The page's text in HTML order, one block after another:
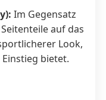
Im Gegensatz
auf das
Look,
bietet.